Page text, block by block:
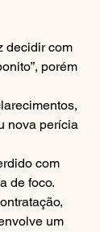
decidir com
porém
nova perícia
com
de foco.
um